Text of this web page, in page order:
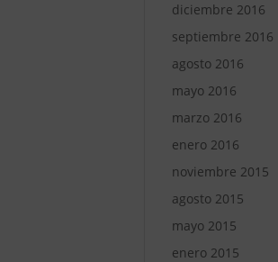
diciembre 2016
septiembre 2016
agosto 2016
mayo 2016
marzo 2016
enero 2016
noviembre 2015
agosto 2015
mayo 2015
enero 2015